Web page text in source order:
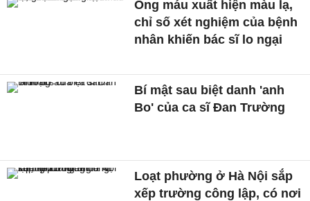
Ống máu xuất hiện màu lạ,
chỉ số xét nghiệm của bệnh
nhân khiến bác sĩ lo ngại
Bí mật sau biệt danh 'anh
Bo' của ca sĩ Đan Trường
Loạt phường ở Hà Nội sắp
xếp trường công lập, có nơi